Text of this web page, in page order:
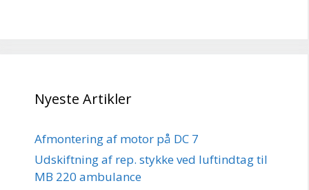
Nyeste Artikler
Afmontering af motor på DC 7
Udskiftning af rep. stykke ved luftindtag til
MB 220 ambulance